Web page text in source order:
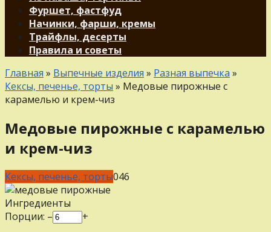
Фуршет, фастфуд
Начинки, фарши, кремы
Трайфлы, десерты
Правила и советы
Главная » Выпечные изделия » Разная выпечка »
Кексы, печенье, торты » Медовые пирожные с
карамелью и крем-чиз
Медовые пирожные с карамелью
и крем-чиз
Кексы, печенье, торты046
Ингредиенты
Порции: –
+